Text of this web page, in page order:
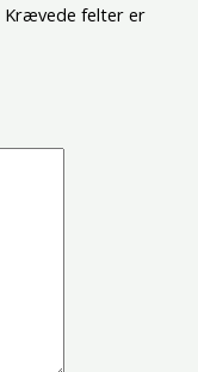
Krævede felter er